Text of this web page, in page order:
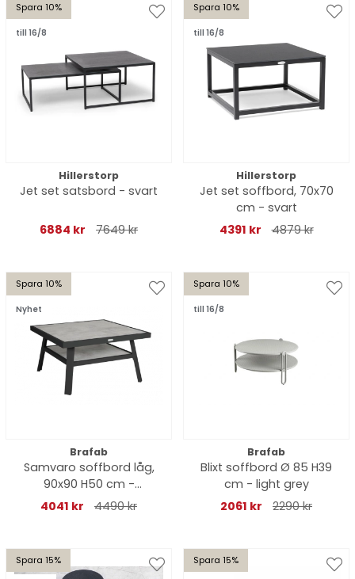
Spara 10%
till 16/8
Hillerstorp
Jet set satsbord - svart
6884 kr 7649 kr
Spara 10%
till 16/8
Hillerstorp
Jet set soffbord, 70x70
cm - svart
4391 kr
4879 kr
Spara 10%
Nyhet
Brafab
Samvaro soffbord låg,
90x90 H50 cm -
antracit/glas
4041 kr 4490 kr
Spara 10%
till 16/8
Brafab
Blixt soffbord Ø 85 H39
cm - light grey
2061 kr
2290 kr
Spara 15% Spara 15%